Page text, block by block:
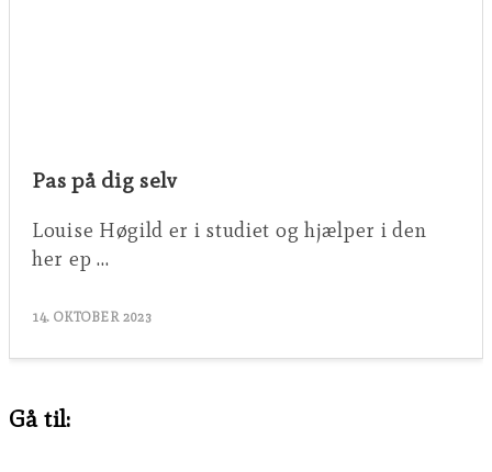
Pas på dig selv
Louise Høgild er i studiet og hjælper i den
her ep …
14. OKTOBER 2023
Gå til: